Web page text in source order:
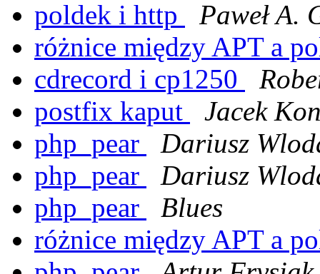
poldek i http
Paweł A.
różnice między APT a
cdrecord i cp1250
postfix kaput
Jacek
php_pear
Dariusz
php_pear
Dariusz
php_pear
Blues
różnice między APT a